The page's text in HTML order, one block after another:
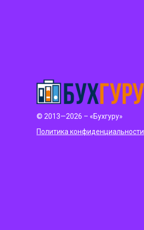
© 2013—2026 – «Бухгуру»
Политика конфиденциальности